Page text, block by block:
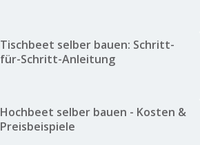
Tischbeet selber bauen: Schritt-
für-Schritt-Anleitung
Hochbeet selber bauen - Kosten &
Preisbeispiele